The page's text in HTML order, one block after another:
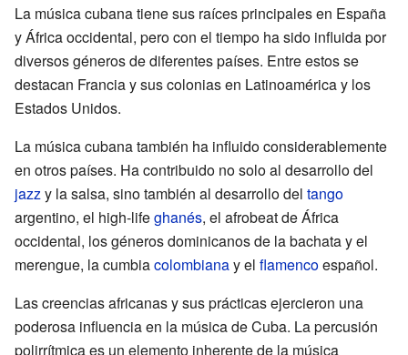
La música cubana tiene sus raíces principales en España
y África occidental, pero con el tiempo ha sido influida por
diversos géneros de diferentes países. Entre estos se
destacan Francia y sus colonias en Latinoamérica y los
Estados Unidos.
La música cubana también ha influido considerablemente
en otros países. Ha contribuido no solo al desarrollo del
jazzy la salsa, sino también al desarrollo del tango
argentino, el high-lifeghanés, el afrobeat de África
occidental, los géneros dominicanos de la bachata y el
merengue, la cumbiacolombianay el flamencoespañol.
Las creencias africanas y sus prácticas ejercieron una
poderosa influencia en la música de Cuba. La percusión
polirrítmica es un elemento inherente de la música